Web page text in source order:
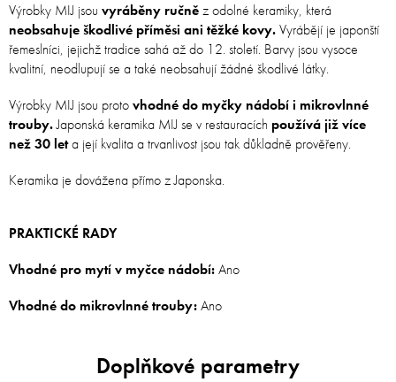
Výrobky MIJ jsou vyráběny ručněz odolné keramiky, která
neobsahuje škodlivé příměsi ani těžké kovy.Vyrábějí je japonští
řemeslníci, jejichž tradice sahá až do 12. století. Barvy jsou vysoce
kvalitní, neodlupují se a také neobsahují žádné škodlivé látky.
Výrobky MIJ jsou protovhodné do myčky nádobí i mikrovlnné
trouby.Japonská keramika MIJ se v restauracích používá již více
než 30 leta její kvalita a trvanlivost jsou tak důkladně prověřeny.
Keramika je dovážena přímo z Japonska.
PRAKTICKÉ RADY
Vhodné pro mytí v myčce nádobí:Ano
Vhodné do mikrovlnné trouby:Ano